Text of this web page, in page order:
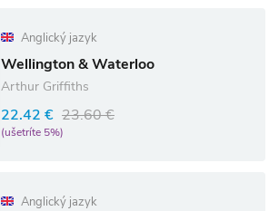
Anglický jazyk
Wellington & Waterloo
Arthur Griffiths
22.42 € 23.60 €
(ušetríte 5%)
Anglický jazyk